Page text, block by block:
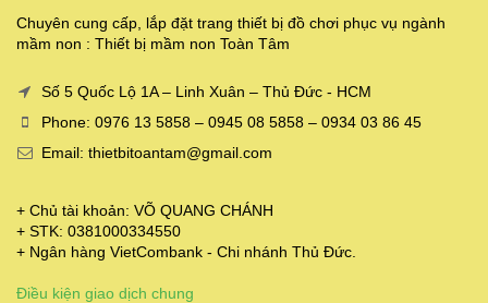
Chuyên cung cấp, lắp đặt trang thiết bị đồ chơi phục vụ ngành
mầm non : Thiết bị mầm non Toàn Tâm
Số 5 Quốc Lộ 1A – Linh Xuân – Thủ Đức - HCM
Phone: 0976 13 5858 – 0945 08 5858 – 0934 03 86 45
Email: thietbitoantam@gmail.com
+ Chủ tài khoản: VÕ QUANG CHÁNH
+ STK: 0381000334550
+ Ngân hàng VietCombank - Chi nhánh Thủ Đức.
Điều kiện giao dịch chung